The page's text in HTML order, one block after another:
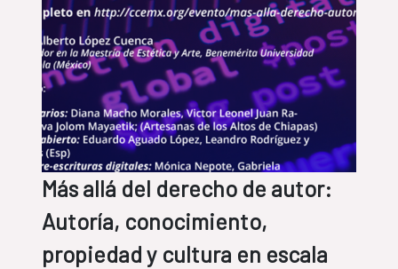
Más allá del derecho de autor:
Autoría, conocimiento,
propiedad y cultura en escala